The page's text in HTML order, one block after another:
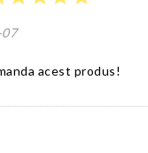
acest produs!